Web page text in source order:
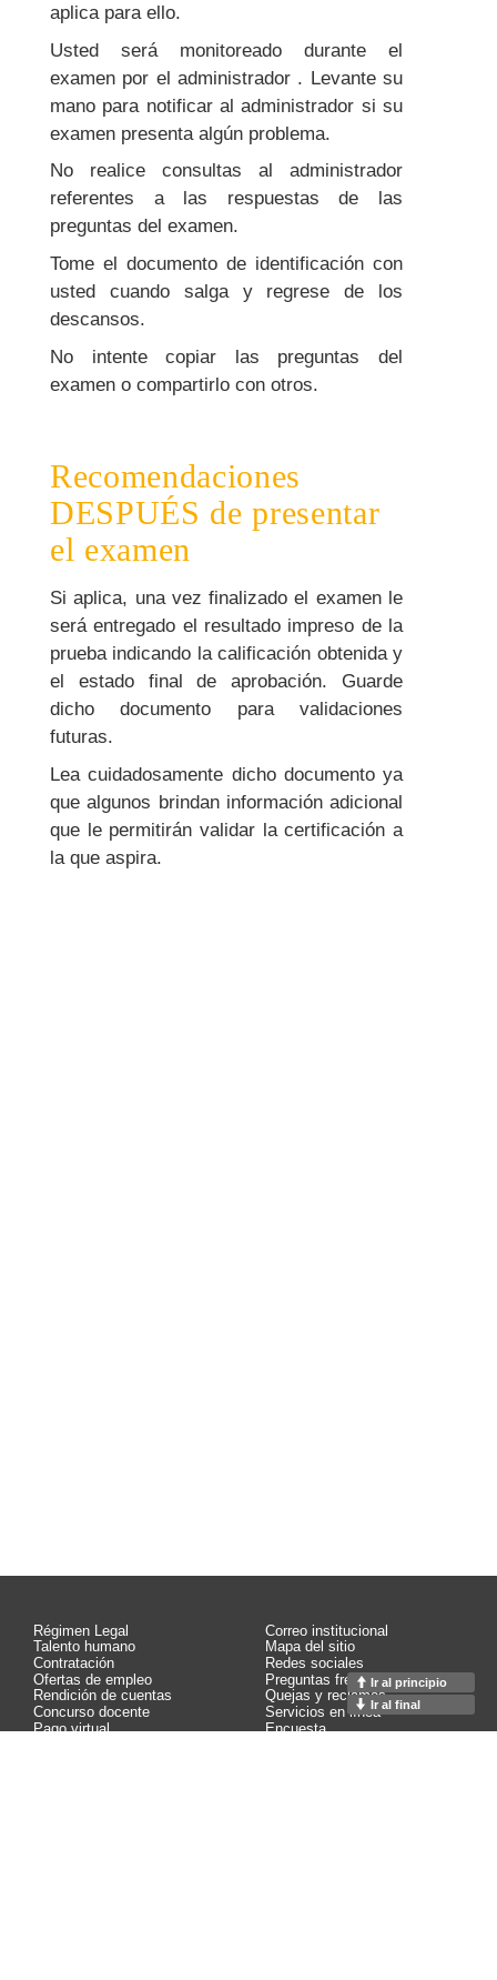
Ir al principio
Ir al final
aplica para ello.
Usted será monitoreado durante el
examen por el administrador . Levante su
mano para notificar al administrador si su
examen presenta algún problema.
No realice consultas al administrador
referentes a las respuestas de las
preguntas del examen.
Tome el documento de identificación con
usted cuando salga y regrese de los
descansos.
No intente copiar las preguntas del
examen o compartirlo con otros.
Recomendaciones
DESPUÉS de presentar
el examen
Si aplica, una vez finalizado el examen le
será entregado el resultado impreso de la
prueba indicando la calificación obtenida y
el estado final de aprobación. Guarde
dicho documento para validaciones
futuras.
Lea cuidadosamente dicho documento ya
que algunos brindan información adicional
que le permitirán validar la certificación a
la que aspira.
Régimen Legal
Talento humano
Contratación
Ofertas de empleo
Rendición de cuentas
Concurso docente
Pago virtual
Correo institucional
Mapa del sitio
Redes sociales
Preguntas frecuentes
Quejas y reclamos
Servicios en línea
Encuesta